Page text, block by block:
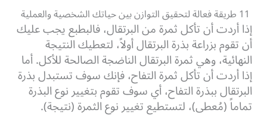
إذا أردت أن تأكل ثمرة من البرتقال، فالبطبع يجب عليك
أن تقوم بزراعة بذرة البرتقال أولاً، لتعطيك النتيجة
النهائية، وهي ثمرة البرتقال الناضجة الصالحة للأكل. أما
إذا أردت أن تأكل ثمرة التفاح، فإنك سوف تستبدل بذرة
البرتقال ببذرة التفاح، أي سوف تقوم بتغيير نوع البذرة
تماماً (مُعطى)، لتستطيع تغيير نوع الثمرة (نتيجة).